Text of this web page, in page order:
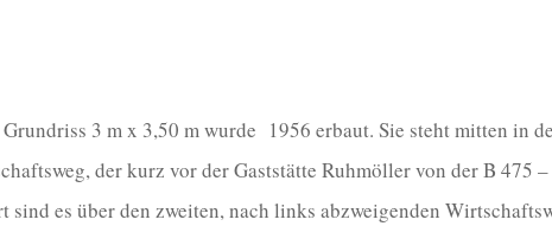
3 m x 3,50 m wurde 1956 erbaut. Sie steht mitten in
der kurz vor der Gaststätte Ruhmöller von der B 475
sind es über den zweiten, nach links abzweigenden